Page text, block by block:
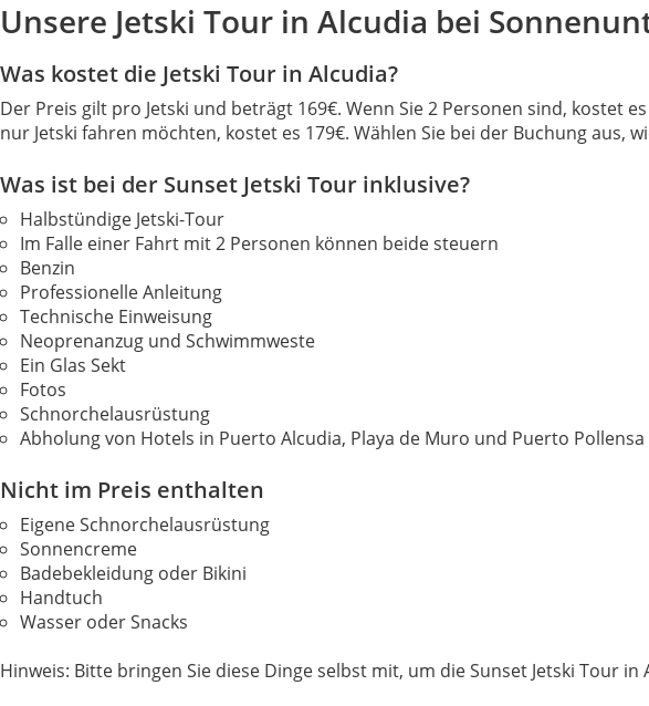
Unsere Jetski Tour in Alcudia bei
Was kostet die Jetski Tour in Alcudia?
Der Preis gilt pro Jetski und beträgt 169€. Wenn Sie 2 Personen sind, kostet
nur Jetski fahren möchten, kostet es 179€. Wählen Sie bei der Buchung aus,
Was ist bei der Sunset Jetski Tour inklusive?
Halbstündige Jetski-Tour
Im Falle einer Fahrt mit 2 Personen können beide steuern
Benzin
Professionelle Anleitung
Technische Einweisung
Neoprenanzug und Schwimmweste
Ein Glas Sekt
Fotos
Schnorchelausrüstung
Abholung von Hotels in Puerto Alcudia, Playa de Muro und Puerto Pollensa
Nicht im Preis enthalten
Eigene Schnorchelausrüstung
Sonnencreme
Badebekleidung oder Bikini
Handtuch
Wasser oder Snacks
Hinweis: Bitte bringen Sie diese Dinge selbst mit, um die Sunset Jetski Tour